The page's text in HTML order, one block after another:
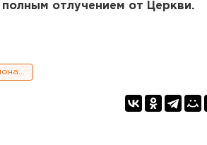
отлучением от Церкви.